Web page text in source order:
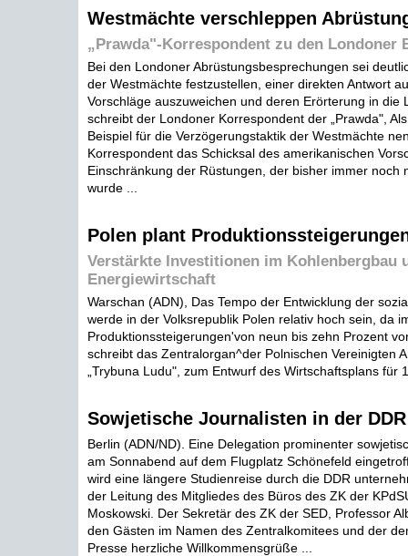
Westmächte verschleppen
„Prawda"-Korrespondent zu den Londoner
Bei den Londoner Abrüstungsbesprechungen sei
der Westmächte festzustellen, einer direkten Antwort
Vorschläge auszuweichen und deren Erörterung in die
schreibt der Londoner Korrespondent der „Prawda",
Beispiel für die Verzögerungstaktik der Westmächte
Korrespondent das Schicksal des amerikanischen
Einschränkung der Rüstungen, der bisher immer noch
wurde ...
Polen plant
Verstärkte Investitionen im Kohlenbergbau
Energiewirtschaft
Warschan (ADN), Das Tempo der Entwicklung der
werde in der Volksrepublik Polen relativ hoch sein, da
Produktionssteigerungen'von neun bis zehn Prozent
schreibt das Zentralorgan^der Polnischen Vereinigten
„Trybuna Ludu", zum Entwurf des Wirtschaftsplans für
Sowjetische Journalisten in der DDR
Berlin (ADN/ND). Eine Delegation prominenter
am Sonnabend auf dem Flugplatz Schönefeld
wird eine längere Studienreise durch die DDR
der Leitung des Mitgliedes des Büros des ZK der
Moskowski. Der Sekretär des ZK der SED, Professor
den Gästen im Namen des Zentralkomitees und der
Presse herzliche Willkommensgrüße ...